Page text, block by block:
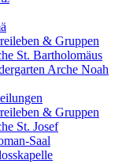
& Gruppen
St. Bartholomäus
Arche Noah
& Gruppen
St. Josef
Saal